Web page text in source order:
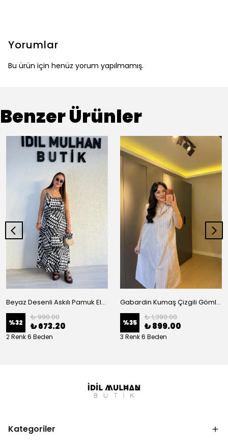
Yorumlar
Bu ürün için henüz yorum yapılmamış.
Benzer Ürünler
Beyaz Desenli Askılı Pamuk Elbise
%32
₺ 990.00
₺ 673.20
2 Renk 6 Beden
Gabardin Kumaş Çizgili Gömlek Elbise
%35
₺ 1,390.00
₺ 899.00
3 Renk 6 Beden
Kategoriler